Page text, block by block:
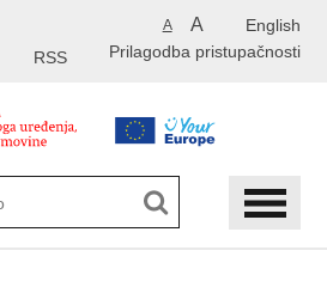
English
A A
Prilagodba pristupačnosti
RSS